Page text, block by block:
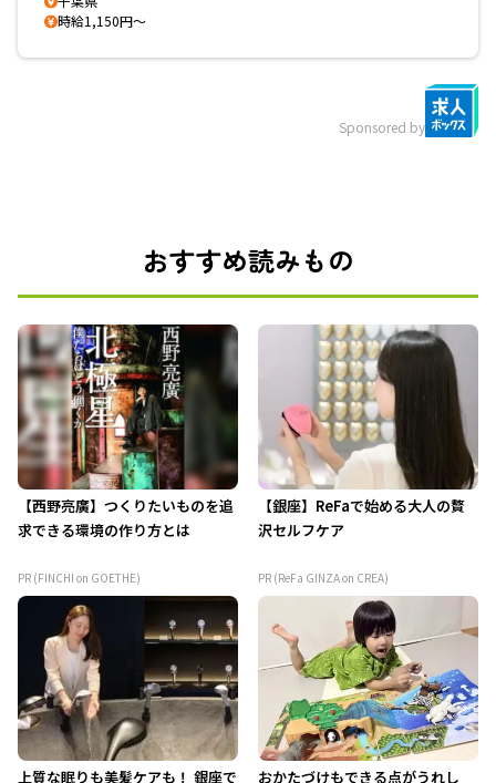
時給1,150円～
Sponsored by
おすすめ読みもの
【西野亮廣】つくりたいものを追
求できる環境の作り方とは
PR (FINCHI on GOETHE)
【銀座】ReFaで始める大人の贅
沢セルフケア
PR (ReFa GINZA on CREA)
上質な眠りも美髪ケアも！ 銀座で おかたづけもできる点がうれし